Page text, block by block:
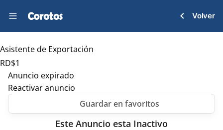
Volver
Asistente de Exportación
RD$1
Anuncio expirado
Reactivar anuncio
Este Anuncio esta Inactivo